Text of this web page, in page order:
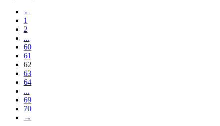
←
1
2
...
60
61
62
63
64
...
69
70
→